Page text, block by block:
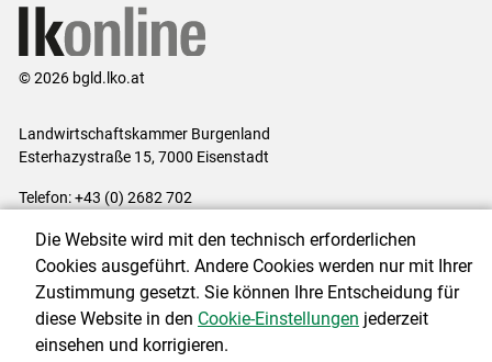
© 2026 bgld.lko.at
Landwirtschaftskammer Burgenland
Esterhazystraße 15, 7000 Eisenstadt
Telefon: +43 (0) 2682 702
Impressum|Kontakt|Datenschutzerklärung|Barrierefreiheit|
Cookie-Einstellungen
Die Website wird mit den technisch erforderlichen
Cookies ausgeführt. Andere Cookies werden nur mit Ihrer
Zustimmung gesetzt. Sie können Ihre Entscheidung für
diese Website in den Cookie-Einstellungen jederzeit
einsehen und korrigieren.